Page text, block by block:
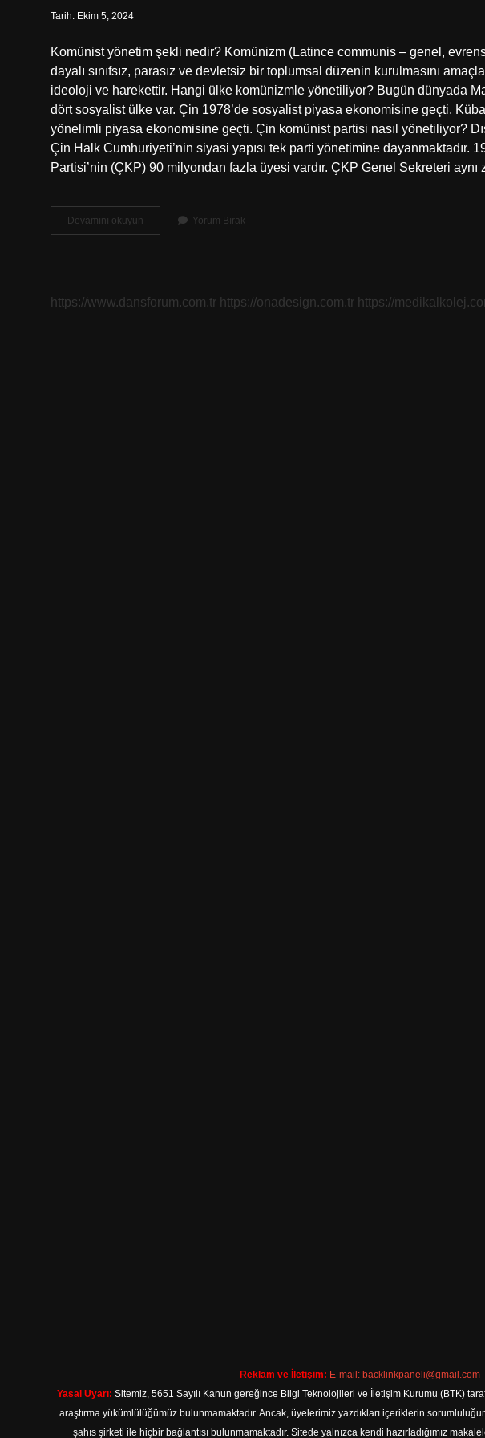
Tarih: Ekim 5, 2024
Komünist yönetim şekli nedir? Komünizm (Latince communis – genel,
dayalı sınıfsız, parasız ve devletsiz bir toplumsal düzenin kurulmasını
ideoloji ve harekettir. Hangi ülke komünizmle yönetiliyor? Bugün dünyada
dört sosyalist ülke var. Çin 1978’de sosyalist piyasa ekonomisine geçti.
yönelimli piyasa ekonomisine geçti. Çin komünist partisi nasıl yönetiliyor?
Çin Halk Cumhuriyeti’nin siyasi yapısı tek parti yönetimine dayanmaktadır.
Partisi’nin (ÇKP) 90 milyondan fazla üyesi vardır. ÇKP Genel Sekreteri
Devamını okuyun Komünist
Ülke
Yorum Bırak
https://www.dansforum.com.tr https://onadesign.com.tr https://
Reklam ve İletişim: E-mail: backlinkpaneli@gmail.com
Yasal Uyarı: Sitemiz, 5651 Sayılı Kanun gereğince Bilgi Teknolojileri ve İletişim Kurumu (BTK)
araştırma yükümlülüğümüz bulunmamaktadır. Ancak, üyelerimiz yazdıkları içeriklerin
şahıs şirketi ile hiçbir bağlantısı bulunmamaktadır. Sitede yalnızca kendi hazırladığımız